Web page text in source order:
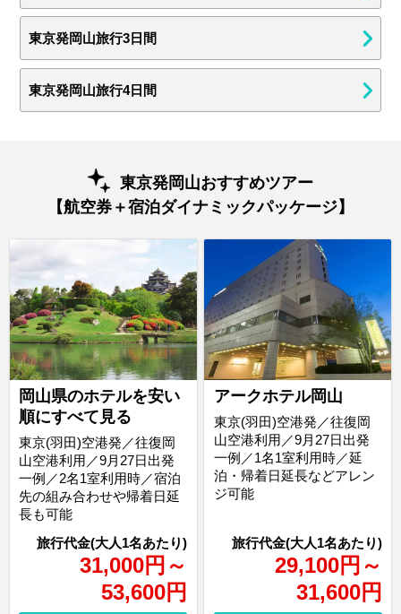
東京発岡山旅行3日間
東京発岡山旅行4日間
東京発岡山おすすめツアー
【航空券＋宿泊ダイナミックパッケージ】
岡山県のホテルを安い
順にすべて見る
31,000円 ～
53,600円
東京(羽田)空港発／往復岡
山空港利用／9月27日出発
一例／2名1室利用時／宿泊
先の組み合わせや帰着日延
長も可能
アークホテル岡山
29,100円 ～
31,600円
東京(羽田)空港発／往復岡
山空港利用／9月27日出発
一例／1名1室利用時／延
泊・帰着日延長などアレン
ジ可能